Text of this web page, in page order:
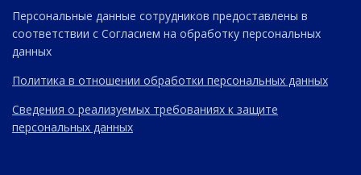
Персональные данные сотрудников предоставлены в
соответствии с Согласием на обработку персональных
данных
Политика в отношении обработки персональных данных
Сведения о реализуемых требованиях к защите
персональных данных